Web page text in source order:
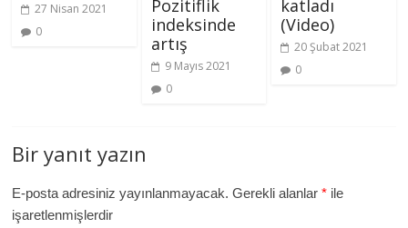
27 Nisan 2021
0
Pozitiflik
indeksinde
artış
9 Mayıs 2021
0
katladı
(Video)
20 Şubat 2021
0
Bir yanıt yazın
E-posta adresiniz yayınlanmayacak. Gerekli alanlar* ile
işaretlenmişlerdir